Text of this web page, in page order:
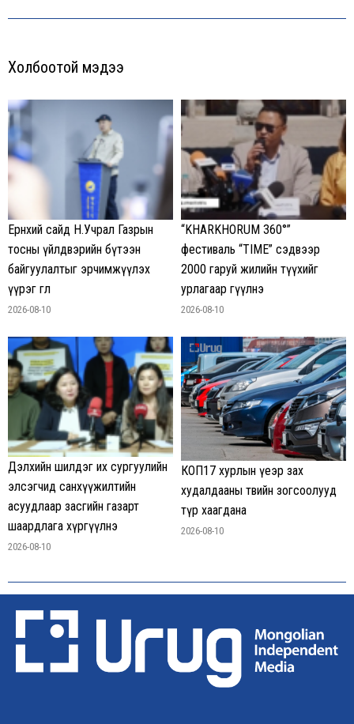
Холбоотой мэдээ
Ерөнхий сайд Н.Учрал Газрын
тосны үйлдвэрийн бүтээн
байгуулалтыг эрчимжүүлэх
үүрэг өглөө
2026-08-10
“KHARKHORUM 360°”
фестиваль “TIME” сэдвээр
2000 гаруй жилийн түүхийг
урлагаар өгүүлнэ
2026-08-10
Дэлхийн шилдэг их сургуулийн
элсэгчид санхүүжилтийн
асуудлаар засгийн газарт
шаардлага хүргүүлнэ
2026-08-10
КОП17 хурлын үеэр зах
худалдааны төвийн зогсоолууд
түр хаагдана
2026-08-10